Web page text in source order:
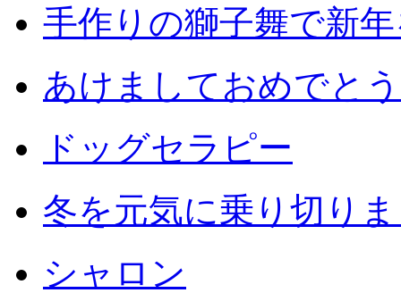
手作りの獅子舞で新
あけましておめでと
ドッグセラピー
冬を元気に乗り切り
シャロン